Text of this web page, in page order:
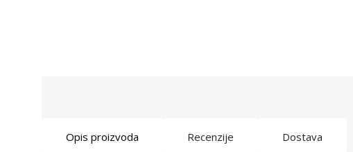
Opis proizvoda Recenzije Dostava